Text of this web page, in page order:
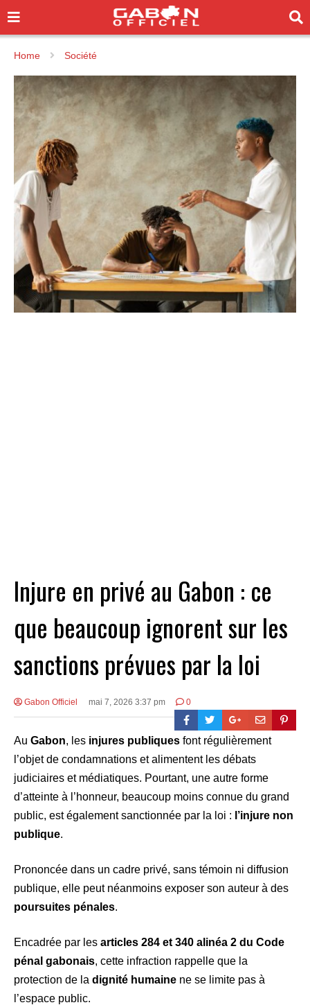
Home Société
Injure en privé au Gabon : ce
que beaucoup ignorent sur les
sanctions prévues par la loi
Gabon Officiel mai 7, 2026 3:37 pm 0
Au Gabon, les injures publiques font régulièrement
l’objet de condamnations et alimentent les débats
judiciaires et médiatiques. Pourtant, une autre forme
d’atteinte à l’honneur, beaucoup moins connue du grand
public, est également sanctionnée par la loi : l’injure non
publique.
Prononcée dans un cadre privé, sans témoin ni diffusion
publique, elle peut néanmoins exposer son auteur à des
poursuites pénales.
Encadrée par les articles 284 et 340 alinéa 2 du Code
pénal gabonais, cette infraction rappelle que la
protection de la dignité humaine ne se limite pas à
l’espace public.